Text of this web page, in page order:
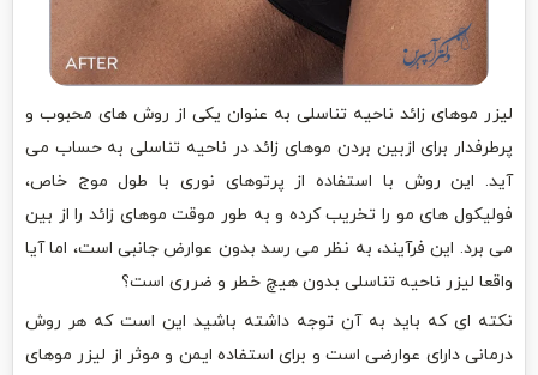
لیزر موهای زائد ناحیه تناسلی به عنوان یکی از روش های محبوب و
پرطرفدار برای ازبین بردن موهای زائد در ناحیه تناسلی به حساب می
آید. این روش با استفاده از پرتوهای نوری با طول موج خاص،
فولیکول های مو را تخریب کرده و به طور موقت موهای زائد را از بین
می برد. این فرآیند، به نظر می رسد بدون عوارض جانبی است، اما آیا
واقعا لیزر ناحیه تناسلی بدون هیچ خطر و ضرری است؟
نکته ای که باید به آن توجه داشته باشید این است که هر روش
درمانی دارای عوارضی است و برای استفاده ایمن و موثر از لیزر موهای